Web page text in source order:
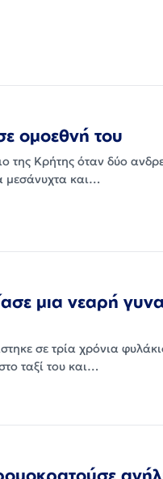
ομοεθνή του
της Κρήτης όταν δύο
μεσάνυχτα και…
μια νεαρή
σε τρία χρόνια
ταξί του και…